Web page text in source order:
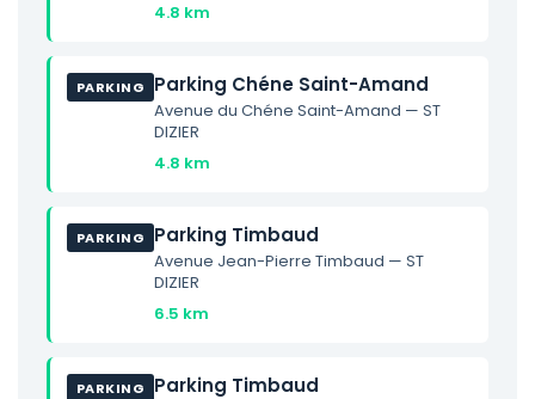
4.8 km
PARKING Parking Chéne Saint-Amand
Avenue du Chéne Saint-Amand — ST
DIZIER
4.8 km
PARKING Parking Timbaud
Avenue Jean-Pierre Timbaud — ST
DIZIER
6.5 km
PARKING Parking Timbaud